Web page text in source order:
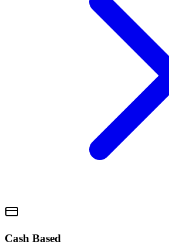
Cash Based